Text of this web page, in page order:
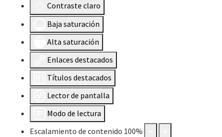
Contraste claro
Baja saturación
Alta saturación
Enlaces destacados
Títulos destacados
Lector de pantalla
Modo de lectura
Escalamiento de contenido 100%